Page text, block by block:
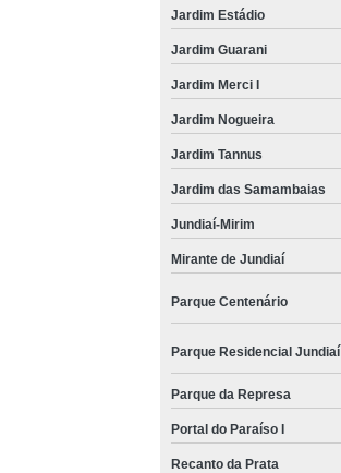
Jardim Estádio
Jardim Guarani
Jardim Merci I
Jardim Nogueira
Jardim Tannus
Jardim das Samambaias
Jundiaí-Mirim
Mirante de Jundiaí
Parque Centenário
Parque Residencial Jundiaí I
Parque da Represa
Portal do Paraíso I
Recanto da Prata